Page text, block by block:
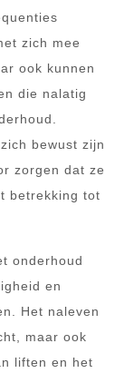
zich mee
ook kunnen
die nalatig
bewust zijn
zorgen dat ze
betrekking tot
onderhoud
en
Het naleven
maar ook
liften en het